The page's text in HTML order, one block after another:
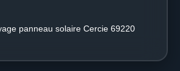
panneau solaire Cercie 69220